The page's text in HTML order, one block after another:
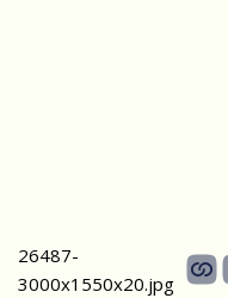
26487-
3000х1550х20.jpg